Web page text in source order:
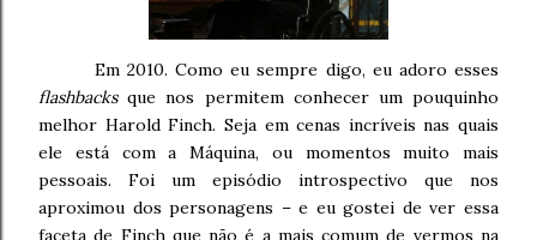
Em 2010. Como eu sempre digo, eu adoro esses
flashbacksque nos permitem conhecer um pouquinho
melhor Harold Finch. Seja em cenas incríveis nas quais
ele está com a Máquina, ou momentos muito mais
pessoais. Foi um episódio introspectivo que nos
aproximou dos personagens – e eu gostei de ver essa
faceta de Finch que não é a mais comum de vermos na